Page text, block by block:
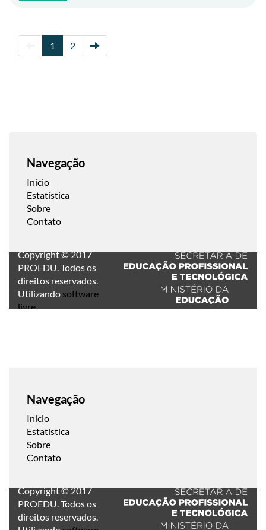
1 2
Navegação
Início
Estatística
Sobre
Contato
Copyright © 2017
PROEDU. Todos os
direitos reservados.
Utilizando software
livre.
Navegação
Início
Estatística
Sobre
Contato
Copyright © 2017
PROEDU. Todos os
direitos reservados.